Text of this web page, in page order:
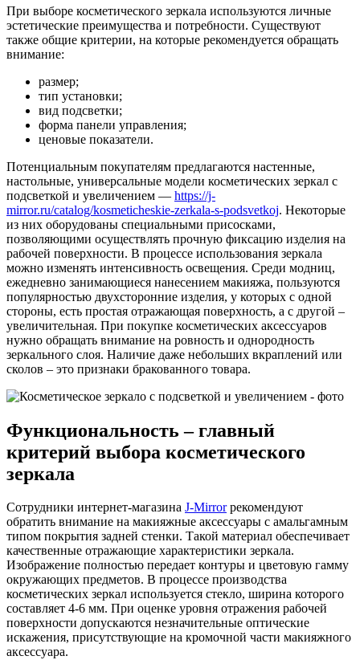
При выборе косметического зеркала используются личные
эстетические преимущества и потребности. Существуют
также общие критерии, на которые рекомендуется обращать
внимание:
размер;
тип установки;
вид подсветки;
форма панели управления;
ценовые показатели.
Потенциальным покупателям предлагаются настенные,
настольные, универсальные модели косметических зеркал с
подсветкой и увеличением — https://j-
mirror.ru/catalog/kosmeticheskie-zerkala-s-podsvetkoj. Некоторые
из них оборудованы специальными присосками,
позволяющими осуществлять прочную фиксацию изделия на
рабочей поверхности. В процессе использования зеркала
можно изменять интенсивность освещения. Среди модниц,
ежедневно занимающиеся нанесением макияжа, пользуются
популярностью двухсторонние изделия, у которых с одной
стороны, есть простая отражающая поверхность, а с другой –
увеличительная. При покупке косметических аксессуаров
нужно обращать внимание на ровность и однородность
зеркального слоя. Наличие даже небольших вкраплений или
сколов – это признаки бракованного товара.
Функциональность – главный
критерий выбора косметического
зеркала
Сотрудники интернет-магазина J-Mirrorрекомендуют
обратить внимание на макияжные аксессуары с амальгамным
типом покрытия задней стенки. Такой материал обеспечивает
качественные отражающие характеристики зеркала.
Изображение полностью передает контуры и цветовую гамму
окружающих предметов. В процессе производства
косметических зеркал используется стекло, ширина которого
составляет 4-6 мм. При оценке уровня отражения рабочей
поверхности допускаются незначительные оптические
искажения, присутствующие на кромочной части макияжного
аксессуара.